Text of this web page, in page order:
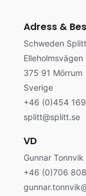
Adress &
Schweden
375 91 Mörrum
Sverige
+46 (0)454
splitt@splitt.se
VD
Gunnar Tonnvik
+46 (0)706